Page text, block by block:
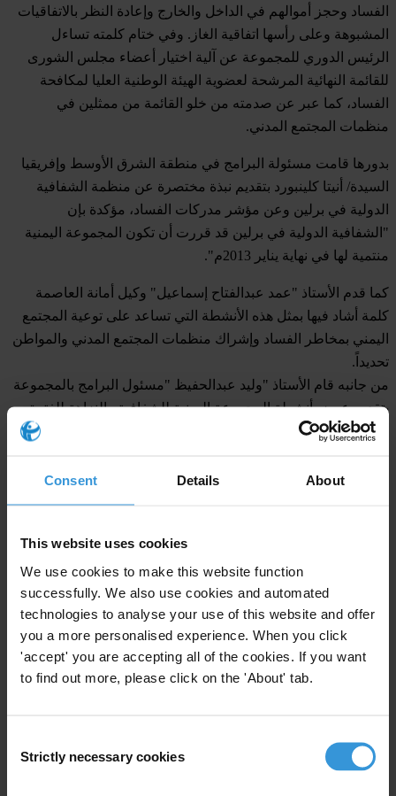
Consent Details About
This website uses cookies
We use cookies to make this website function
successfully. We also use cookies and automated
technologies to analyse your use of this website and offer
you a more personalised experience. When you click
'accept' you are accepting all of the cookies. If you want
to find out more, please click on the 'About' tab.
Selection
Strictly necessary cookies
الفساد وحجز أموالهم في الداخل والخارج وإعادة النظر بالاتفاقيات
المشبوهة وعلى رأسها اتفاقية الغاز. وفي ختام كلمته تساءل
الرئيس الدوري للمجموعة عن آلية اختيار أعضاء مجلس الشورى
للقائمة النهائية المرشحة لعضوية الهيئة الوطنية العليا لمكافحة
الفساد، كما عبر عن صدمته من خلو القائمة من ممثلين في
منظمات المجتمع المدني.
بدورها قامت مسئولة البرامج في منطقة الشرق الأوسط وإفريقيا
السيدة/ أنيتا كلينبورد بتقديم نبذة مختصرة عن منظمة الشفافية
الدولية في برلين وعن مؤشر مدركات الفساد، مؤكدة بإن
"الشفافية الدولية في برلين قد قررت أن تكون المجموعة اليمنية
منتمية لها في نهاية يناير 2013م".
كما قدم الأستاذ "عمد عبدالفتاح إسماعيل" وكيل أمانة العاصمة
كلمة أشاد فيها بمثل هذه الأنشطة التي تساعد على توعية المجتمع
اليمني بمخاطر الفساد وإشراك منظمات المجتمع المدني والمواطن
تحديداً.
من جانبه قام الأستاذ "وليد عبدالحفيظ "مسئول البرامج بالمجموعة
بتقديم عرض أنشطة المجموعة اليمنية للشفافية والنزاهة للفترة
2011 – 2012م.
وفي نهاية احتفائية التدشين قدم بعض الشباب عرض
النشاط ضمن مشروع "مسرح صوت الشعب" الذي تنفذه
همدان العليي
المجموعة اليمنية للشفافية والنزاهة
hamdan_alaly@hotmail.com